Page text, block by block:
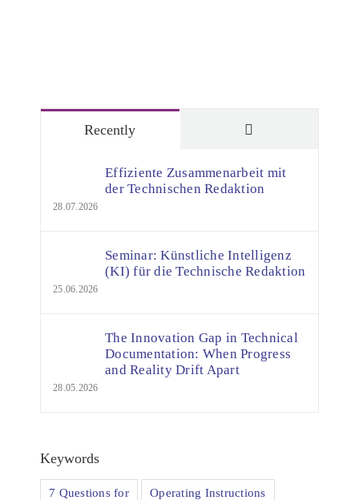
Recently
Effiziente Zusammenarbeit mit
der Technischen Redaktion
28.07.2026
Seminar: Künstliche Intelligenz
(KI) für die Technische Redaktion
25.06.2026
The Innovation Gap in Technical
Documentation: When Progress
and Reality Drift Apart
28.05.2026
Keywords
7 Questions for Operating Instructions